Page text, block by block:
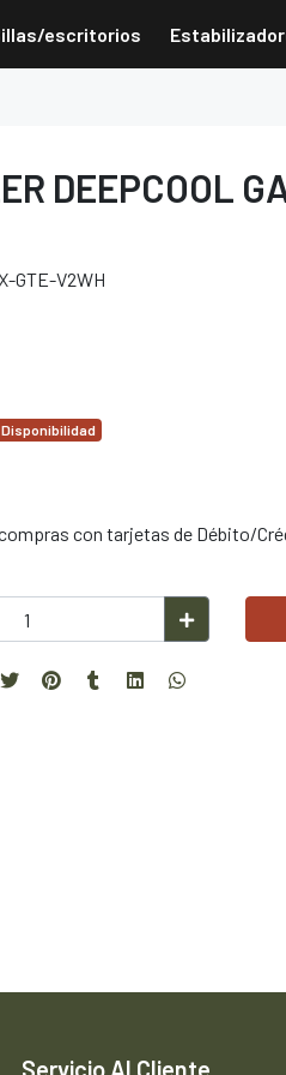
escritorios
DEEPCOOL
GTE-V2WH
con tarjetas de Débito/